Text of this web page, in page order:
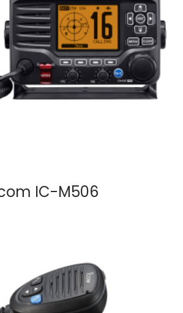
IC-M506